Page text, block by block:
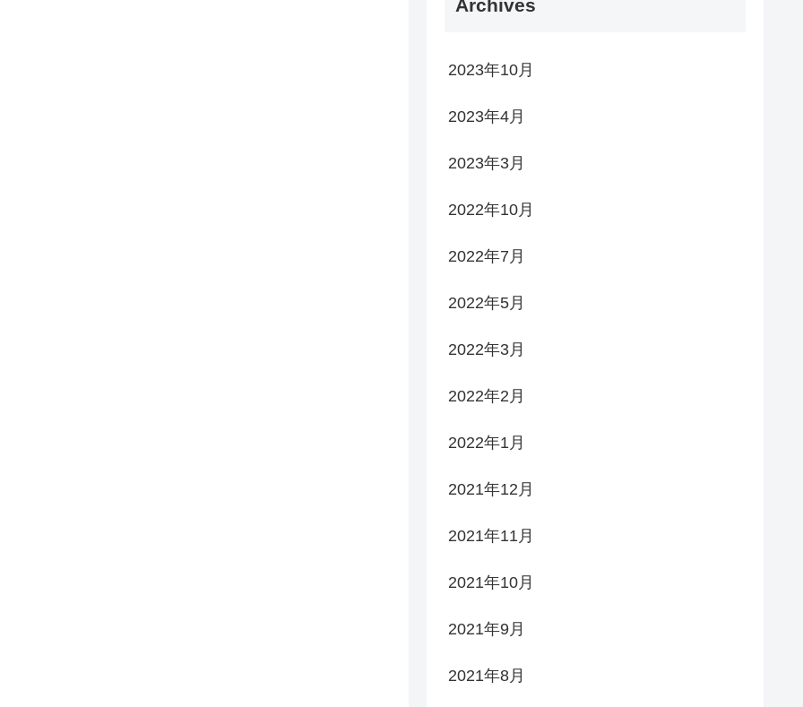
Archives
2023年10月
2023年4月
2023年3月
2022年10月
2022年7月
2022年5月
2022年3月
2022年2月
2022年1月
2021年12月
2021年11月
2021年10月
2021年9月
2021年8月